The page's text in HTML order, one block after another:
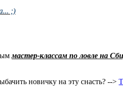
;)
мастер-классам по ловле на
новичку на эту снасть? -->